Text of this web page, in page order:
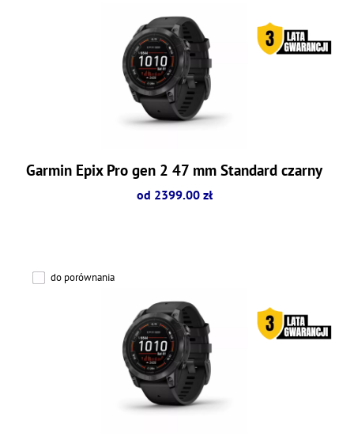
Garmin Epix Pro gen 2 47 mm Standard czarny
od 2399.00 zł
do porównania